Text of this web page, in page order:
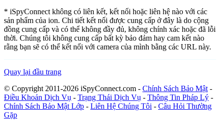
* iSpyConnect không có liên kết, kết nối hoặc liên hệ nào với các
sản phẩm của ion. Chi tiết kết nối được cung cấp ở đây là do cộng
đồng cung cấp và có thể không đầy đủ, không chính xác hoặc đã lỗi
thời. Chúng tôi không cung cấp bất kỳ bảo đảm hay cam kết nào
rằng bạn sẽ có thể kết nối với camera của mình bằng các URL này.
Quay lại đầu trang
© Copyright 2011-2026 iSpyConnect.com - Chính Sách Bảo Mật -
Điều Khoản Dịch Vụ - Trạng Thái Dịch Vụ - Thông Tin Pháp Lý -
Chính Sách Bảo Mật Lớp - Liên Hệ Chúng Tôi - Câu Hỏi Thường
Gặp